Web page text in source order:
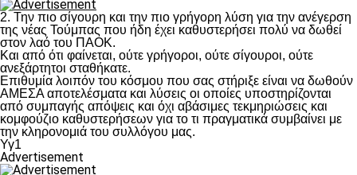
2. Την πιο σίγουρη και την πιο γρήγορη λύση για την ανέγερση
της νέας Τούμπας που ήδη έχει καθυστερήσει πολύ να δωθεί
στον λαό του ΠΑΟΚ.
Και από ότι φαίνεται, ούτε γρήγοροι, ούτε σίγουροι, ούτε
ανεξάρτητοι σταθήκατε.
Επιθυμία λοιπόν του κόσμου που σας στήριξε είναι να δωθούν
ΑΜΕΣΑ αποτελέσματα και λύσεις οι οποίες υποστηρίζονται
από συμπαγής απόψεις και όχι αβάσιμες τεκμηριώσεις και
κομφούζιο καθυστερήσεων για το τι πραγματικά συμβαίνει με
την κληρονομιά του συλλόγου μας.
Υγ1
Advertisement